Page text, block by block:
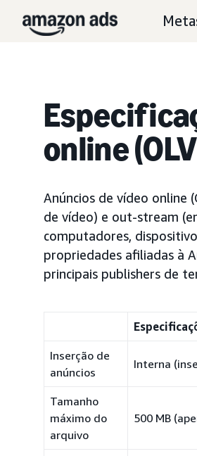
online
Anúncios de vídeo online
de vídeo) e out-stream
computadores,
propriedades afiliadas à
principais publishers de
Inserção de
anúncios
Interna
Tamanho
máximo do
arquivo
500 MB